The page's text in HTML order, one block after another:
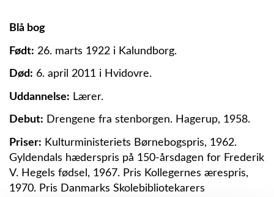
Blå bog
Født: 26. marts 1922 i Kalundborg.
Død: 6. april 2011 i Hvidovre.
Uddannelse: Lærer.
Debut: Drengene fra stenborgen. Hagerup, 1958.
Priser: Kulturministeriets Børnebogspris, 1962.
Gyldendals hæderspris på 150-årsdagen for Frederik
V. Hegels fødsel, 1967. Pris Kollegernes ærespris,
1970. Pris Danmarks Skolebibliotekarers